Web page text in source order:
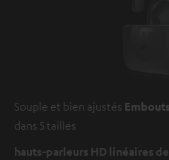
Souple et bien ajustés
dans 5 tailles
hauts-parleurs HD linéaires